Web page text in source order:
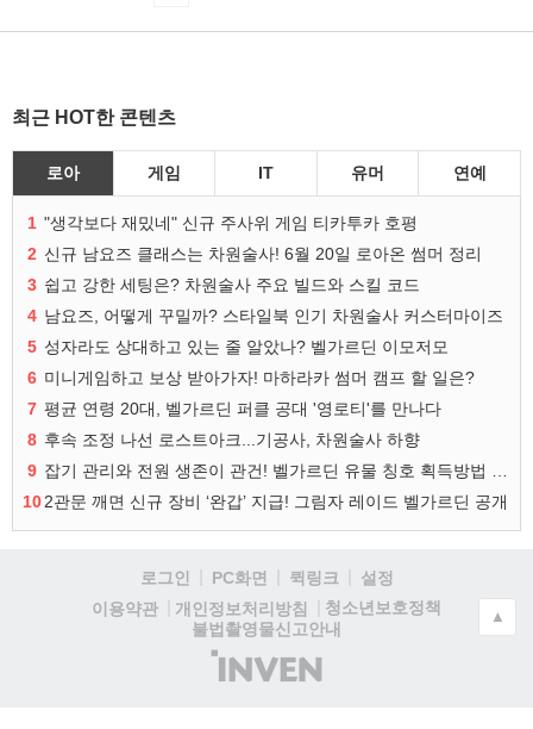
최근 HOT한 콘텐츠
로아 게임 IT 유머 연예
1 "생각보다 재밌네" 신규 주사위 게임 티카투카 호평
2 신규 남요즈 클래스는 차원술사! 6월 20일 로아온 썸머 정리
3 쉽고 강한 세팅은? 차원술사 주요 빌드와 스킬 코드
4 남요즈, 어떻게 꾸밀까? 스타일북 인기 차원술사 커스터마이즈
5 성자라도 상대하고 있는 줄 알았나? 벨가르딘 이모저모
6 미니게임하고 보상 받아가자! 마하라카 썸머 캠프 할 일은?
7 평균 연령 20대, 벨가르딘 퍼클 공대 '영로티'를 만나다
8 후속 조정 나선 로스트아크...기공사, 차원술사 하향
9
102관문 깨면 신규 장비 ‘완갑’ 지급! 그림자 레이드 벨가르딘 공개
로그인 PC화면 퀵링크
설정
이용약관
개인정보처리방침
청소년보호정책
불법촬영물신고안내
(주)
인
▲